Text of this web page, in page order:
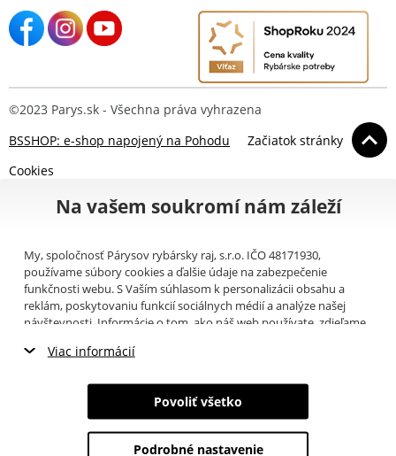
©2023 Parys.sk - Všechna práva vyhrazena
BSSHOP: e-shop napojený na Pohodu
Začiatok stránky
Cookies
Na vašem soukromí nám záleží
My, spoločnosť Párysov rybársky raj, s.r.o. IČO 48171930,
používame súbory cookies a ďalšie údaje na zabezpečenie
funkčnosti webu. S Vaším súhlasom k personalizácii obsahu a
reklám, poskytovaniu funkcií sociálnych médií a analýze našej
návštevnosti. Informácie o tom, ako náš web používate, zdieľame
(napríklad Google).Tu
informáciami, ktoré ste im poskytli alebo ktoré získali v dôsledku
toho, že používate ich služby. Tieto údaje zahŕňajú cookies, dáta z
ďalších úložísk, IP adresu a ďalšie informácie spojené s prezeraním
Viac informácií
Nevyhnutné cookies
Marketingové cookies
Povoliť všetko
Podrobné nastavenie